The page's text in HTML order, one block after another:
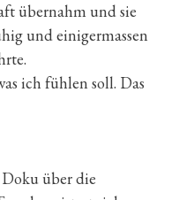
übernahm und sie
und einigermassen
ich fühlen soll. Das
über die